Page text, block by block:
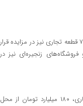
وی ادامه داد: تاکنون ۳۵ مدرسه و ۱۵ مسجد در این سایت‌ها آغاز به ساخت شده‌اند و ۷۰ قطعه تجاری نیز در مزایده قرار
زنجیره‌ای نیز در
مدیرکل راه و شهرسازی قم با تأکید بر تکمیل زیرساخت‌های حیاتی، گفت: در سال جاری، ۱۸۰ میلیارد تومان از محل